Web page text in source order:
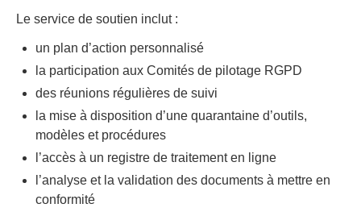
Le service de soutien inclut :
un plan d’action personnalisé
la participation aux Comités de pilotage RGPD
des réunions régulières de suivi
la mise à disposition d’une quarantaine d’outils,
modèles et procédures
l’accès à un registre de traitement en ligne
l’analyse et la validation des documents à mettre en
conformité